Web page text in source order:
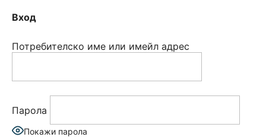
Вход
Потребителско име или имейл адрес
Парола
Покажи парола